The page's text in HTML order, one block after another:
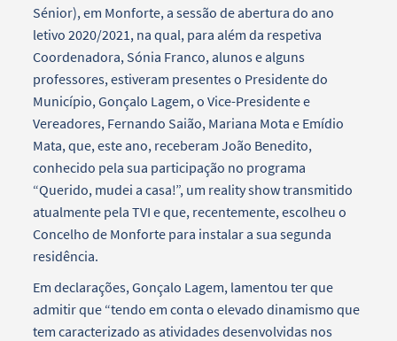
Sénior), em Monforte, a sessão de abertura do ano
letivo 2020/2021, na qual, para além da respetiva
Coordenadora, Sónia Franco, alunos e alguns
professores, estiveram presentes o Presidente do
Município, Gonçalo Lagem, o Vice-Presidente e
Vereadores, Fernando Saião, Mariana Mota e Emídio
Mata, que, este ano, receberam João Benedito,
conhecido pela sua participação no programa
“Querido, mudei a casa!”, um reality show transmitido
atualmente pela TVI e que, recentemente, escolheu o
Concelho de Monforte para instalar a sua segunda
residência.
Em declarações, Gonçalo Lagem, lamentou ter que
admitir que “tendo em conta o elevado dinamismo que
tem caracterizado as atividades desenvolvidas nos